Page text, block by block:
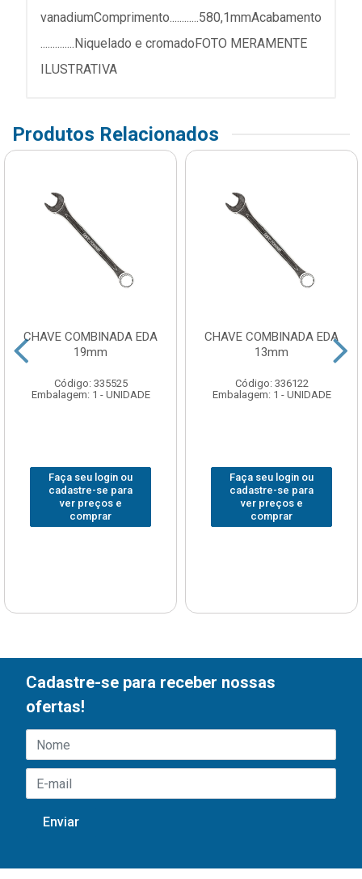
vanadiumComprimento............580,1mmAcabamento
..............Niquelado e cromadoFOTO MERAMENTE
ILUSTRATIVA
Produtos Relacionados
CHAVE COMBINADA EDA
19mm
Código: 335525
Embalagem: 1 - UNIDADE
Faça seu login ou
cadastre-se para
ver preços e
comprar
CHAVE COMBINADA EDA
13mm
Código: 336122
Embalagem: 1 - UNIDADE
Faça seu login ou
cadastre-se para
ver preços e
comprar
Cadastre-se para receber nossas
ofertas!